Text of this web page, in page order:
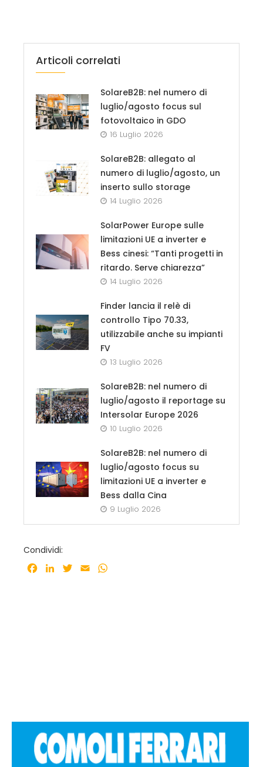
Articoli correlati
SolareB2B: nel numero di
luglio/agosto focus sul
fotovoltaico in GDO
16 Luglio 2026
SolareB2B: allegato al
numero di luglio/agosto, un
inserto sullo storage
14 Luglio 2026
SolarPower Europe sulle
limitazioni UE a inverter e
Bess cinesi: “Tanti progetti in
ritardo. Serve chiarezza”
14 Luglio 2026
Finder lancia il relè di
controllo Tipo 70.33,
utilizzabile anche su impianti
FV
13 Luglio 2026
SolareB2B: nel numero di
luglio/agosto il reportage su
Intersolar Europe 2026
10 Luglio 2026
SolareB2B: nel numero di
luglio/agosto focus su
limitazioni UE a inverter e
Bess dalla Cina
9 Luglio 2026
Condividi:
Facebook
LinkedInTwitter
Email